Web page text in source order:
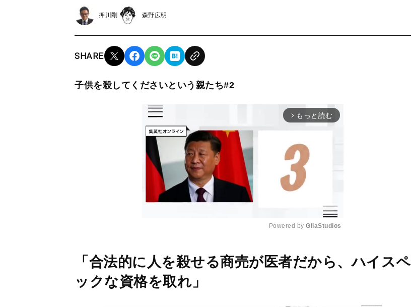
押川剛 森野広明
SHARE
子供を殺してくださいという親たち#2
arrow_forward_ios もっと読む
M
u
Powered by GliaStudios
「合法的に人を殺せる商売が医者だから、ハイスペ
ックな資格を取れ」